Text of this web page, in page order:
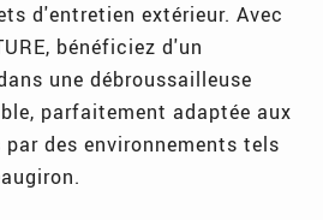
d'entretien extérieur. Avec
bénéficiez d'un
une débroussailleuse
parfaitement adaptée aux
par des environnements tels